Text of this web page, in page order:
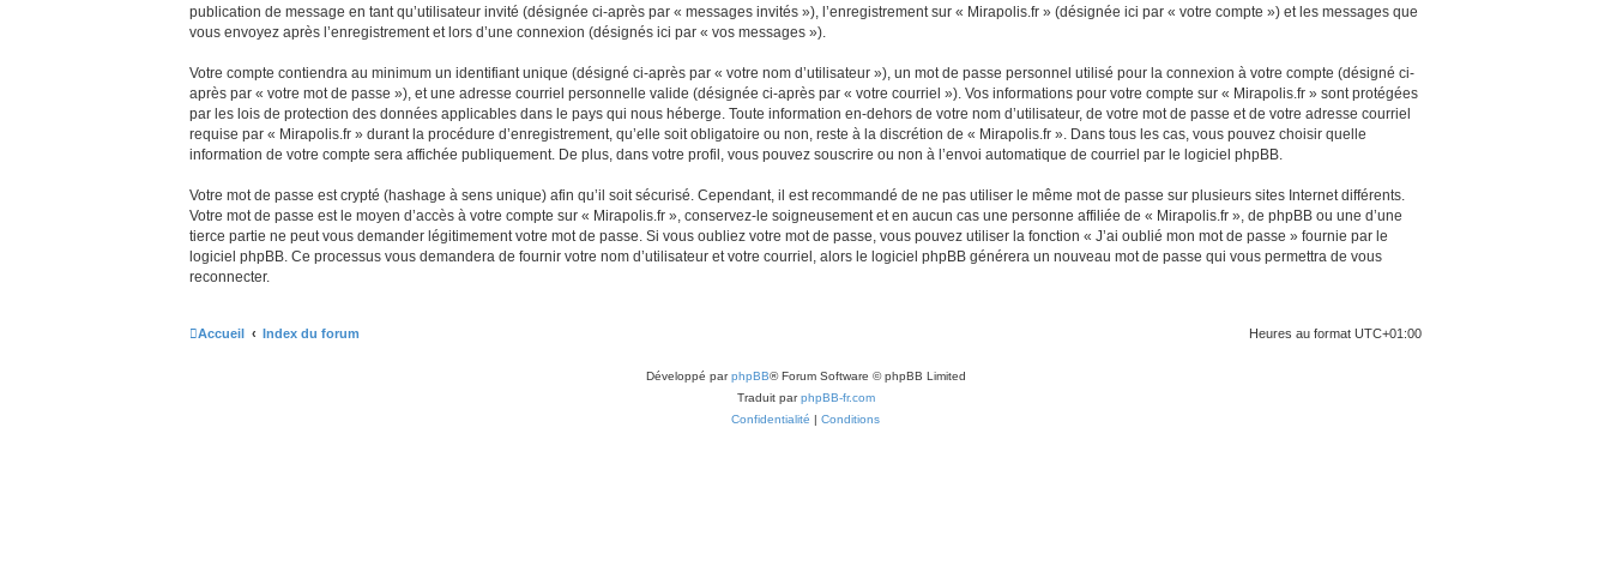
publication de message en tant qu’utilisateur invité (désignée ci-après par « messages invités »), l’enregistrement sur « Mirapolis.fr » (désignée ici par « votre compte ») et les messages que
vous envoyez après l’enregistrement et lors d’une connexion (désignés ici par « vos messages »).
Votre compte contiendra au minimum un identifiant unique (désigné ci-après par « votre nom d’utilisateur »), un mot de passe personnel utilisé pour la connexion à votre compte (désigné ci-
après par « votre mot de passe »), et une adresse courriel personnelle valide (désignée ci-après par « votre courriel »). Vos informations pour votre compte sur « Mirapolis.fr » sont protégées
par les lois de protection des données applicables dans le pays qui nous héberge. Toute information en-dehors de votre nom d’utilisateur, de votre mot de passe et de votre adresse courriel
requise par « Mirapolis.fr » durant la procédure d’enregistrement, qu’elle soit obligatoire ou non, reste à la discrétion de « Mirapolis.fr ». Dans tous les cas, vous pouvez choisir quelle
information de votre compte sera affichée publiquement. De plus, dans votre profil, vous pouvez souscrire ou non à l’envoi automatique de courriel par le logiciel phpBB.
Votre mot de passe est crypté (hashage à sens unique) afin qu’il soit sécurisé. Cependant, il est recommandé de ne pas utiliser le même mot de passe sur plusieurs sites Internet différents.
Votre mot de passe est le moyen d’accès à votre compte sur « Mirapolis.fr », conservez-le soigneusement et en aucun cas une personne affiliée de « Mirapolis.fr », de phpBB ou une d’une
tierce partie ne peut vous demander légitimement votre mot de passe. Si vous oubliez votre mot de passe, vous pouvez utiliser la fonction « J’ai oublié mon mot de passe » fournie par le
logiciel phpBB. Ce processus vous demandera de fournir votre nom d’utilisateur et votre courriel, alors le logiciel phpBB générera un nouveau mot de passe qui vous permettra de vous
reconnecter.
Accueil Index du forum Heures au format UTC+01:00
Développé parphpBB® Forum Software © phpBB Limited
Traduit parphpBB-fr.com
Confidentialité | Conditions